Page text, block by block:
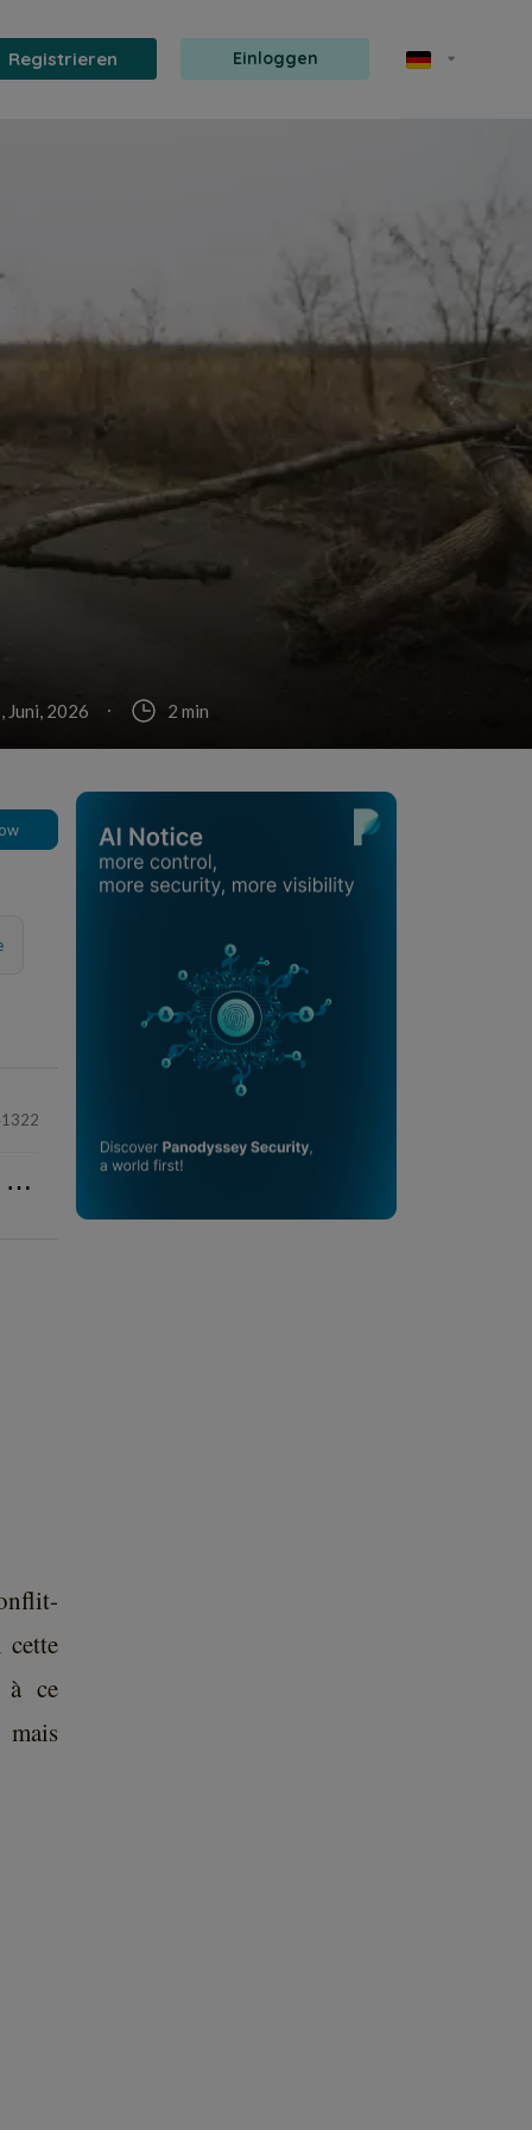
Registrieren Einloggen
Juni, 2026 2 min
⋯
cette
à ce